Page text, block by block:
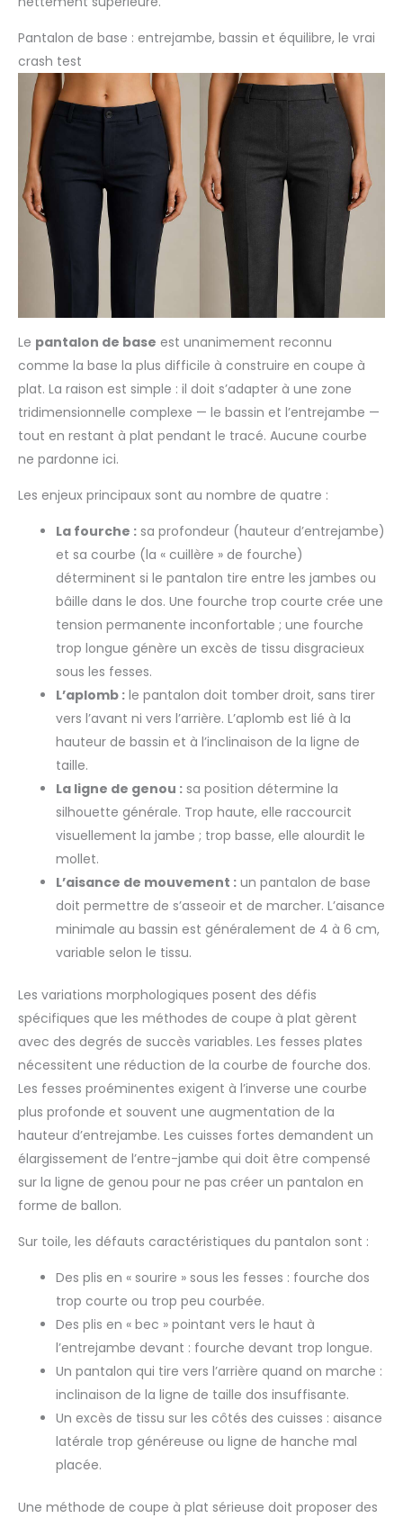
Pantalon de base : entrejambe, bassin et équilibre, le vrai
crash test
Le pantalon de base est unanimement reconnu
comme la base la plus difficile à construire en coupe à
plat. La raison est simple : il doit s’adapter à une zone
tridimensionnelle complexe — le bassin et l’entrejambe —
tout en restant à plat pendant le tracé. Aucune courbe
ne pardonne ici.
Les enjeux principaux sont au nombre de quatre :
La fourche : sa profondeur (hauteur d’entrejambe)
et sa courbe (la « cuillère » de fourche)
déterminent si le pantalon tire entre les jambes ou
bâille dans le dos. Une fourche trop courte crée une
tension permanente inconfortable ; une fourche
trop longue génère un excès de tissu disgracieux
sous les fesses.
L’aplomb : le pantalon doit tomber droit, sans tirer
vers l’avant ni vers l’arrière. L’aplomb est lié à la
hauteur de bassin et à l’inclinaison de la ligne de
taille.
La ligne de genou : sa position détermine la
silhouette générale. Trop haute, elle raccourcit
visuellement la jambe ; trop basse, elle alourdit le
mollet.
L’aisance de mouvement : un pantalon de base
doit permettre de s’asseoir et de marcher. L’aisance
minimale au bassin est généralement de 4 à 6 cm,
variable selon le tissu.
Les variations morphologiques posent des défis
spécifiques que les méthodes de coupe à plat gèrent
avec des degrés de succès variables. Les fesses plates
nécessitent une réduction de la courbe de fourche dos.
Les fesses proéminentes exigent à l’inverse une courbe
plus profonde et souvent une augmentation de la
hauteur d’entrejambe. Les cuisses fortes demandent un
élargissement de l’entre-jambe qui doit être compensé
sur la ligne de genou pour ne pas créer un pantalon en
forme de ballon.
Sur toile, les défauts caractéristiques du pantalon sont :
Des plis en « sourire » sous les fesses : fourche dos
trop courte ou trop peu courbée.
Des plis en « bec » pointant vers le haut à
l’entrejambe devant : fourche devant trop longue.
Un pantalon qui tire vers l’arrière quand on marche :
inclinaison de la ligne de taille dos insuffisante.
Un excès de tissu sur les côtés des cuisses : aisance
latérale trop généreuse ou ligne de hanche mal
placée.
Une méthode de coupe à plat sérieuse doit proposer des